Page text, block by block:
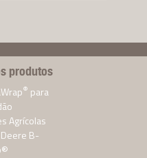
produtos
® para
Agrícolas
B-